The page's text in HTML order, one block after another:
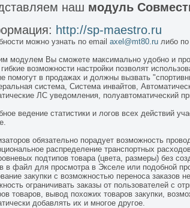
наш модуль
http://sp-maestro.ru
можно узнать по email axel@mt80.ru либо
модулем Вы сможете максимально удобно и
возможности настройки позволят
помогут в продажах и должны вызвать
система, Система инвайтов,
ЛС уведомления, полуавтоматический
ведение статистики и логов всех действий
обязательно порадует возможность
распределение транспортных
подтипов товара (цвета, размеры) без
в файл для просмотра в Экселе или подобной
закупки с возможностью переноса
ограничивать заказы от пользователей с
товаров, вывод похожих товаров закупки,
добавлять их и многое другое.